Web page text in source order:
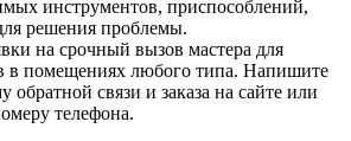
инструментов, приспособлений,
решения проблемы.
на срочный вызов мастера для
в помещениях любого типа. Напишите
обратной связи и заказа на сайте или
телефона.